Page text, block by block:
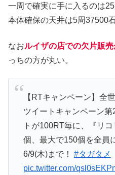
一周で確実に手に入るのは
本体確保の天井は5周37500
なおルイザの店での欠片販
っちの方が丸い。
【RTキャンペーン】全
ツイートキャンペーン
トが100RT毎に、『リ
個、最大で150個を全員
6/9(木)まで！ #タガタメ
pic.twitter.com/